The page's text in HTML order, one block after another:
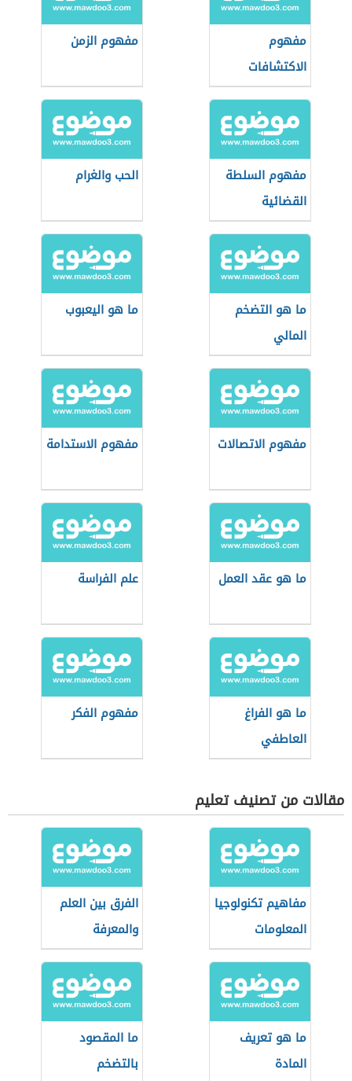
مفهوم
الاكتشافات
الجغرافية
مفهوم الزمن
مفهوم السلطة
القضائية
الحب والغرام
ما هو التضخم
المالي
ما هو اليعبوب
مفهوم الاتصالات مفهوم الاستدامة
ما هو عقد العمل علم الفراسة
ما هو الفراغ
العاطفي
مفهوم الفكر
مقالات من تصنيف تعليم
مفاهيم تكنولوجيا
المعلومات
الفرق بين العلم
والمعرفة
ما هو تعريف
المادة
ما المقصود
بالتضخم